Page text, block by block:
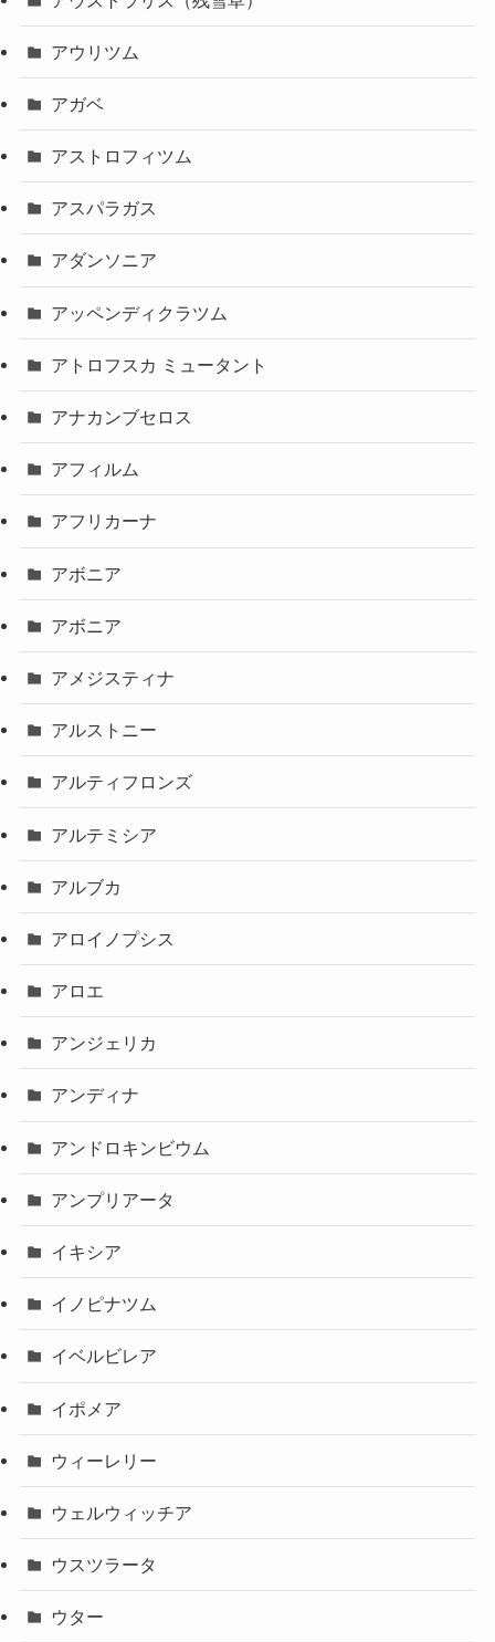
アウリツム
アガベ
アストロフィツム
アスパラガス
アダンソニア
アッペンディクラツム
アトロフスカ ミュータント
アナカンブセロス
アフィルム
アフリカーナ
アボニア
アボニア
アメジスティナ
アルストニー
アルティフロンズ
アルテミシア
アルブカ
アロイノプシス
アロエ
アンジェリカ
アンディナ
アンドロキンビウム
アンプリアータ
イキシア
イノピナツム
イベルビレア
イポメア
ウィーレリー
ウェルウィッチア
ウスツラータ
ウター